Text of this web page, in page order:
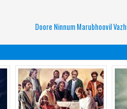
Doore Ninnum Marubhoovil